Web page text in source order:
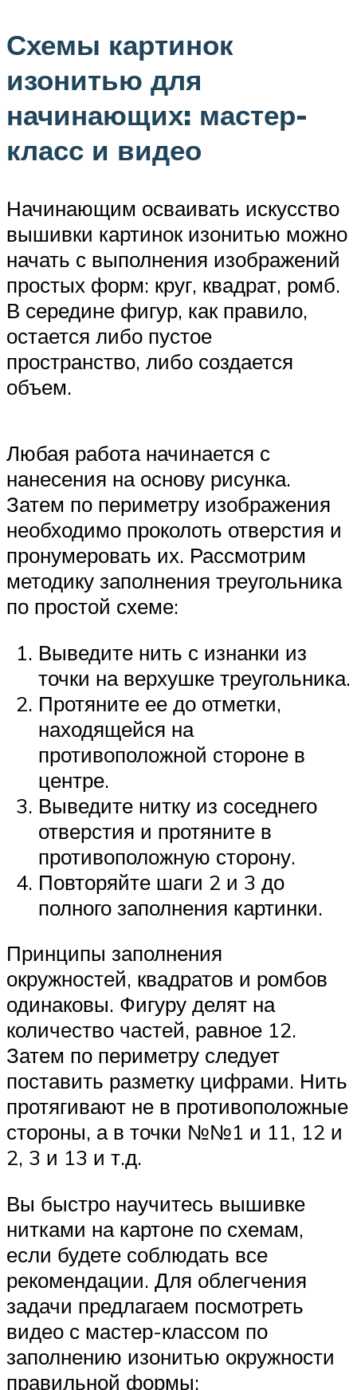
Схемы картинок
изонитью для
начинающих: мастер-
класс и видео
Начинающим осваивать искусство
вышивки картинок изонитью можно
начать с выполнения изображений
простых форм: круг, квадрат, ромб.
В середине фигур, как правило,
остается либо пустое
пространство, либо создается
объем.
Любая работа начинается с
нанесения на основу рисунка.
Затем по периметру изображения
необходимо проколоть отверстия и
пронумеровать их. Рассмотрим
методику заполнения треугольника
по простой схеме:
Выведите нить с изнанки из
точки на верхушке треугольника.
Протяните ее до отметки,
находящейся на
противоположной стороне в
центре.
Выведите нитку из соседнего
отверстия и протяните в
противоположную сторону.
Повторяйте шаги 2 и 3 до
полного заполнения картинки.
Принципы заполнения
окружностей, квадратов и ромбов
одинаковы. Фигуру делят на
количество частей, равное 12.
Затем по периметру следует
поставить разметку цифрами. Нить
протягивают не в противоположные
стороны, а в точки №№1 и 11, 12 и
2, 3 и 13 и т.д.
Вы быстро научитесь вышивке
нитками на картоне по схемам,
если будете соблюдать все
рекомендации. Для облегчения
задачи предлагаем посмотреть
видео с мастер-классом по
заполнению изонитью окружности
правильной формы: